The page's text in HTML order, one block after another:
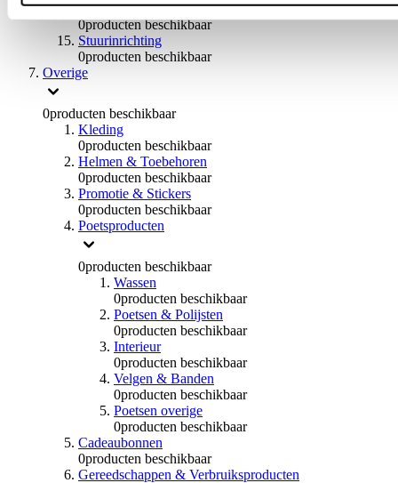
Braces
0producten beschikbaar
Stuurinrichting
0producten beschikbaar
Overige
0producten beschikbaar
Kleding
0producten beschikbaar
Helmen & Toebehoren
0producten beschikbaar
Promotie & Stickers
0producten beschikbaar
Poetsproducten
0producten beschikbaar
Wassen
0producten beschikbaar
Poetsen & Polijsten
0producten beschikbaar
Interieur
0producten beschikbaar
Velgen & Banden
0producten beschikbaar
Poetsen overige
0producten beschikbaar
Cadeaubonnen
0producten beschikbaar
Gereedschappen & Verbruiksproducten